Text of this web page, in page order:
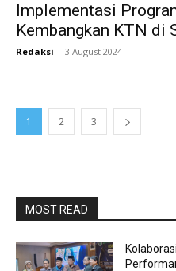
Implementasi
Kembangkan KTN di
Redaksi - 3 August 2024
1 2 3
MOST READ